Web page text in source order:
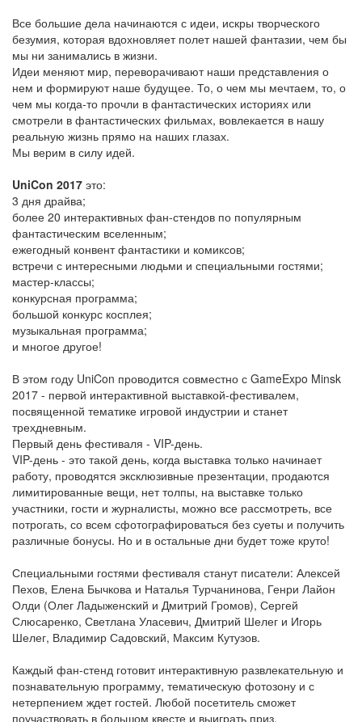
Все большие дела начинаются с идеи, искры творческого
безумия, которая вдохновляет полет нашей фантазии, чем бы
мы ни занимались в жизни.
Идеи меняют мир, переворачивают наши представления о
нем и формируют наше будущее. То, о чем мы мечтаем, то, о
чем мы когда-то прочли в фантастических историях или
смотрели в фантастических фильмах, вовлекается в нашу
реальную жизнь прямо на наших глазах.
Мы верим в силу идей.
UniCon 2017 это:
3 дня драйва;
более 20 интерактивных фан-стендов по популярным
фантастическим вселенным;
ежегодный конвент фантастики и комиксов;
встречи с интересными людьми и специальными гостями;
мастер-классы;
конкурсная программа;
большой конкурс косплея;
музыкальная программа;
и многое другое!
В этом году UniCon проводится совместно с GameExpo Minsk
2017 - первой интерактивной выставкой-фестивалем,
посвященной тематике игровой индустрии и станет
трехдневным.
Первый день фестиваля - VIP-день.
VIP-день - это такой день, когда выставка только начинает
работу, проводятся эксклюзивные презентации, продаются
лимитированные вещи, нет толпы, на выставке только
участники, гости и журналисты, можно все рассмотреть, все
потрогать, со всем сфотографироваться без суеты и получить
различные бонусы. Но и в остальные дни будет тоже круто!
Специальными гостями фестиваля станут писатели: Алексей
Пехов, Елена Бычкова и Наталья Турчанинова, Генри Лайон
Олди (Олег Ладыженский и Дмитрий Громов), Сергей
Слюсаренко, Светлана Уласевич, Дмитрий Шелег и Игорь
Шелег, Владимир Садовский, Максим Кутузов.
Каждый фан-стенд готовит интерактивную развлекательную и
познавательную программу, тематическую фотозону и с
нетерпением ждет гостей. Любой посетитель сможет
поучаствовать в большом квесте и выиграть приз.